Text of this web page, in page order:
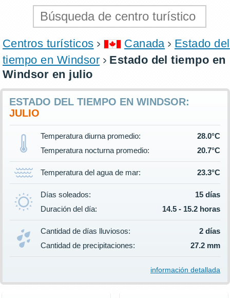
Centros turísticos Canada
Estado del
tiempo en Windsor
Estado del tiempo en
Windsor en julio
ESTADO DEL TIEMPO EN WINDSOR:
JULIO
Temperatura diurna promedio:
28.0°C
Temperatura nocturna promedio:
20.7°C
Temperatura del agua de mar: 23.3°C
Días soleados:
15 días
Duración del día:
14.5 - 15.2 horas
Cantidad de días lluviosos:
2 días
Cantidad de precipitaciones:
27.2 mm
información detallada